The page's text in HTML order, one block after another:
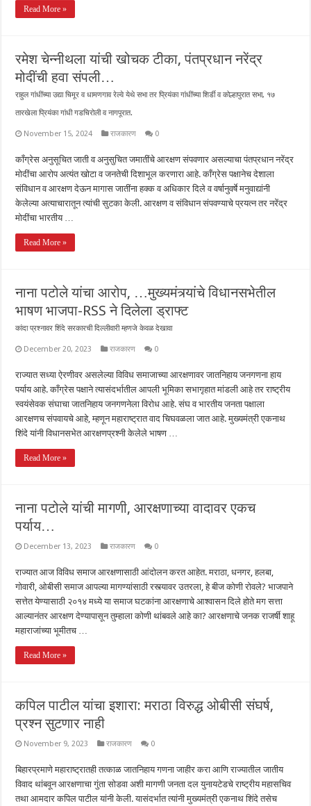
Read More »
रमेश चेन्नीथला यांची खोचक टीका, पंतप्रधान नरेंद्र
मोदींची हवा संपली…
राहुल गांधींच्या उद्या चिमूर व धामणगाव रेल्वे येथे सभा तर प्रियंका गांधींच्या शिर्डी व कोल्हापुरात सभा, १७
तारखेला प्रियंका गांधी गडचिरोली व नागपूरात.
November 15, 2024 राजकारण 0
काँग्रेस अनुसूचित जाती व अनुसुचित जमातींचे आरक्षण संपवणार असल्याचा पंतप्रधान नरेंद्र
मोदींचा आरोप अत्यंत खोटा व जनतेची दिशाभूल करणारा आहे. काँग्रेस पक्षानेच देशाला
संविधान व आरक्षण देऊन मागास जातींना हक्क व अधिकार दिले व वर्षानुवर्षे मनुवाद्यांनी
केलेल्या अत्याचारातून त्यांची सुटका केली. आरक्षण व संविधान संपवण्याचे प्रयत्न तर नरेंद्र
मोदींचा भारतीय …
Read More »
नाना पटोले यांचा आरोप, …मुख्यमंत्र्यांचे विधानसभेतील
भाषण भाजपा-RSS ने दिलेला ड्राफ्ट
कांदा प्रश्नावर शिंदे सरकारची दिल्लीवारी म्हणजे केवळ देखावा
December 20, 2023 राजकारण 0
राज्यात सध्या ऐरणीवर असलेल्या विविध समाजाच्या आरक्षणावर जातनिहाय जनगणना हाय
पर्याय आहे. काँग्रेस पक्षाने त्यासंदर्भातील आपली भूमिका सभागृहात मांडली आहे तर राष्ट्रीय
स्वयंसेवक संघाचा जातनिहाय जनगणनेला विरोध आहे. संघ व भारतीय जनता पक्षाला
आरक्षणच संपवायचे आहे, म्हणून महाराष्ट्रात वाद चिघवळला जात आहे. मुख्यमंत्री एकनाथ
शिंदे यांनी विधानसभेत आरक्षणप्रश्नी केलेले भाषण …
Read More »
नाना पटोले यांची मागणी, आरक्षणाच्या वादावर एकच
पर्याय…
December 13, 2023 राजकारण 0
राज्यात आज विविध समाज आरक्षणासाठी आंदोलन करत आहेत. मराठा, धनगर, हलबा,
गोवारी, ओबीसी समाज आपल्या मागण्यांसाठी रस्त्यावर उतरला, हे बीज कोणी रोवले? भाजपाने
सत्तेत येण्यासाठी २०१४ मध्ये या समाज घटकांना आरक्षणाचे आश्वासन दिले होते मग सत्ता
आल्यानंतर आरक्षण देण्यापासून तुम्हाला कोणी थांबवले आहे का? आरक्षणाचे जनक राजर्षी शाहू
महाराजांच्या भूमीतच …
Read More »
कपिल पाटील यांचा इशारा: मराठा विरुद्ध ओबीसी संघर्ष,
प्रश्न सुटणार नाही
November 9, 2023 राजकारण 0
बिहारप्रमाणे महाराष्ट्रातही तत्काळ जातनिहाय गणना जाहीर करा आणि राज्यातील जातीय
विवाद थांबवून आरक्षणाचा गुंता सोडवा अशी मागणी जनता दल युनायटेडचे राष्ट्रीय महासचिव
तथा आमदार कपिल पाटील यांनी केली. यासंदर्भात त्यांनी मुख्यमंत्री एकनाथ शिंदे तसेच